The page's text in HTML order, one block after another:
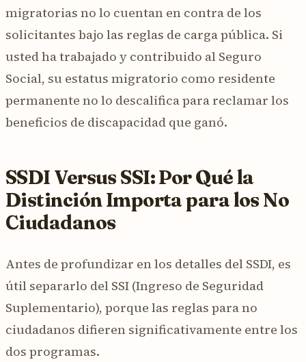
migratorias no lo cuentan en contra de los
solicitantes bajo las reglas de carga pública. Si
usted ha trabajado y contribuido al Seguro
Social, su estatus migratorio como residente
permanente no lo descalifica para reclamar los
beneficios de discapacidad que ganó.
SSDI Versus SSI: Por Qué la
Distinción Importa para los No
Ciudadanos
Antes de profundizar en los detalles del SSDI, es
útil separarlo del SSI (Ingreso de Seguridad
Suplementario), porque las reglas para no
ciudadanos difieren significativamente entre los
dos programas.